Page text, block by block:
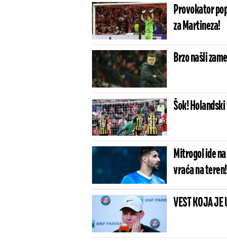
Provokator
za Martineza!
Brzo našli
Šok!
Mitrogol ide
vraća na teren!
VEST KOJA